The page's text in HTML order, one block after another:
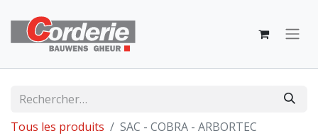
Tous les produits SAC - COBRA - ARBORTEC